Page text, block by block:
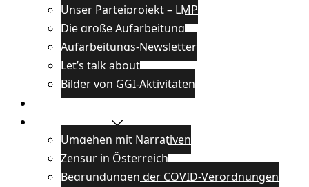
Unser Parteiprojekt – LMP
Die große Aufarbeitung
Aufarbeitungs-Newsletter
Let’s talk about
Bilder von GGI-Aktivitäten
Wissenswertes
Umgehen mit Narrativen
Zensur in Österreich
Begründungen der COVID-Verordnungen